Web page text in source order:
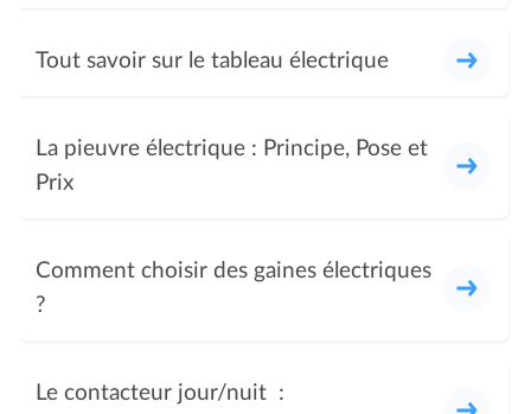
Tout savoir sur le tableau électrique
La pieuvre électrique : Principe, Pose et
Prix
Comment choisir des gaines électriques
?
Le contacteur jour/nuit :